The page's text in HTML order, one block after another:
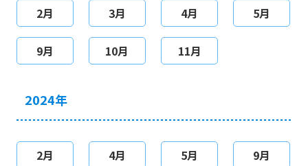
2月 3月 4月 5月
9月 10月 11月
2024年
2月 4月 5月 9月